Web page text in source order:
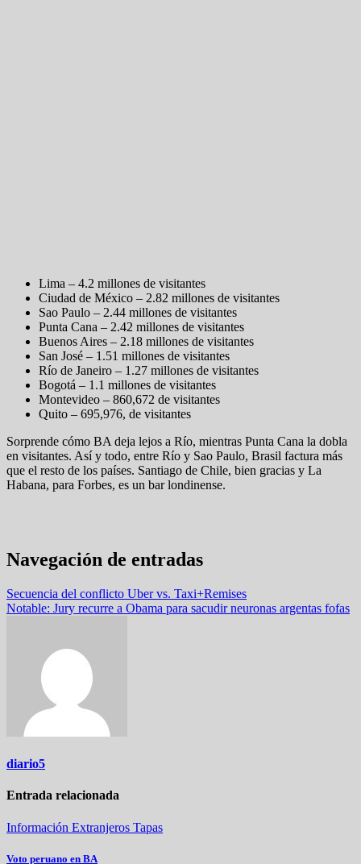
Lima – 4.2 millones de visitantes
Ciudad de México – 2.82 millones de visitantes
Sao Paulo – 2.44 millones de visitantes
Punta Cana – 2.42 millones de visitantes
Buenos Aires – 2.18 millones de visitantes
San José – 1.51 millones de visitantes
Río de Janeiro – 1.27 millones de visitantes
Bogotá – 1.1 millones de visitantes
Montevideo – 860,672 de visitantes
Quito – 695,976, de visitantes
Sorprende cómo BA deja lejos a Río, mientras Punta Cana la dobla
en visitantes. Así y todo, entre Río y Sao Paulo, Brasil factura más
que el resto de los países. Santiago de Chile, bien gracias y La
Habana, para Forbes, es un bar londinense.
Navegación de entradas
Secuencia del conflicto Uber vs. Taxi+Remises
Notable: Jury recurre a Obama para sacudir neuronas argentas fofas
diario5
Entrada relacionada
Información Extranjeros Tapas
Voto peruano en BA